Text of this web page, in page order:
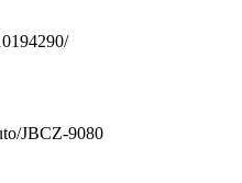
JBCZ-9080